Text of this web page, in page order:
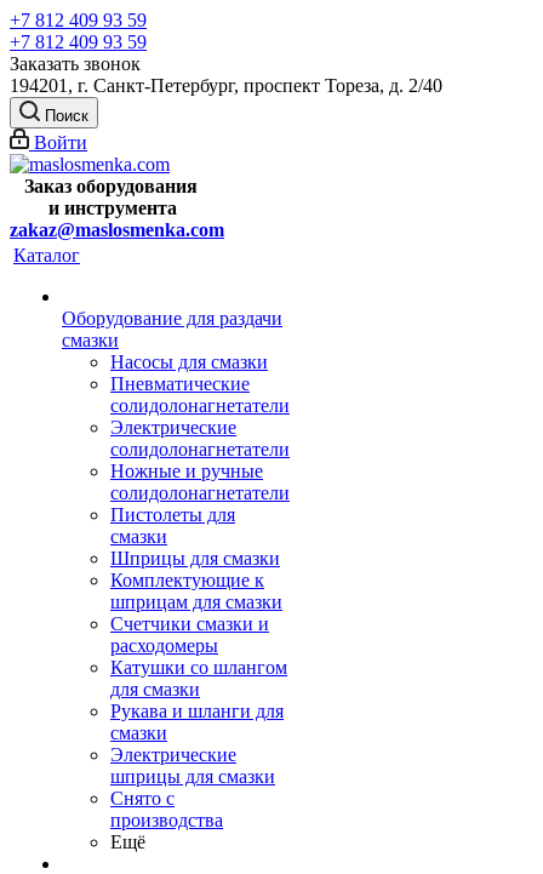
+7 812 409 93 59
+7 812 409 93 59
Заказать звонок
194201, г. Санкт-Петербург, проспект Тореза, д. 2/40
Поиск
Войти
Заказ оборудования
и инструмента
zakaz@maslosmenka.com
Каталог
Оборудование для раздачи
смазки
Насосы для смазки
Пневматические
солидолонагнетатели
Электрические
солидолонагнетатели
Ножные и ручные
солидолонагнетатели
Пистолеты для
смазки
Шприцы для смазки
Комплектующие к
шприцам для смазки
Счетчики смазки и
расходомеры
Катушки со шлангом
для смазки
Рукава и шланги для
смазки
Электрические
шприцы для смазки
Снято с
производства
Ещё